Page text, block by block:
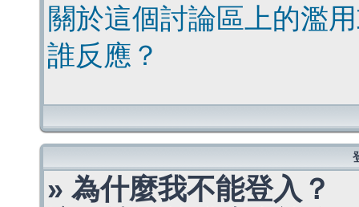
關於這個討論區上的濫
誰反應？
» 為什麼我不能登入？